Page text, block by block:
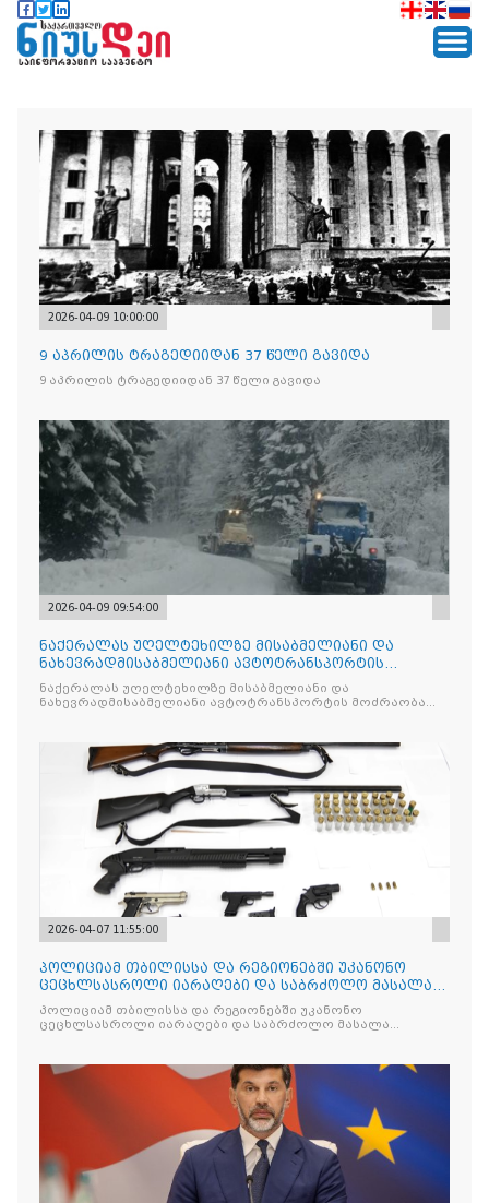
2026-04-09 10:00:00
9 აპრილის ტრაგედიიდან 37 წელი გავიდა
9 აპრილის ტრაგედიიდან 37 წელი გავიდა
2026-04-09 09:54:00
ნაქერალას უღელტეხილზე მისაბმელიანი და
ნახევრადმისაბმელიანი ავტოტრანსპორტის
მოძრაობა აკრძალულია
ნაქერალას უღელტეხილზე მისაბმელიანი და
ნახევრადმისაბმელიანი ავტოტრანსპორტის მოძრაობა
2026-04-07 11:55:00
პოლიციამ თბილისსა და რეგიონებში უკანონო
ცეცხლსასროლი იარაღები და საბრძოლო მასალა
ამოიღო
პოლიციამ თბილისსა და რეგიონებში უკანონო
ცეცხლსასროლი იარაღები და საბრძოლო მასალა